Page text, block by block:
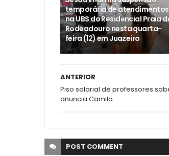
temporária de atendimentos
na UBS do Residencial Praia
Rodeadouro nesta quarta-
feira (12) em Juazeiro
ANTERIOR
Piso salarial de professores
anuncia Camilo
POST COMMENT